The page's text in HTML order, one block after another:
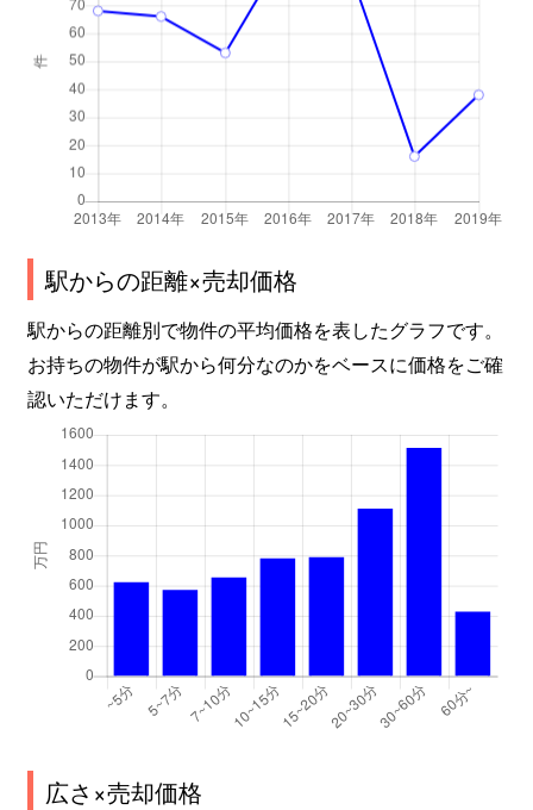
駅からの距離×売却価格
駅からの距離別で物件の平均価格を表したグラフです。
お持ちの物件が駅から何分なのかをベースに価格をご確
認いただけます。
広さ×売却価格